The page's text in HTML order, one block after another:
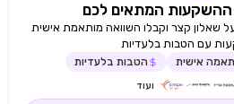
המתאים לכם
שאלון קצר וקבלו השוואה מותאמת אישית
עם הטבות בלעדיות
אישית הטבות בלעדיות
ועוד